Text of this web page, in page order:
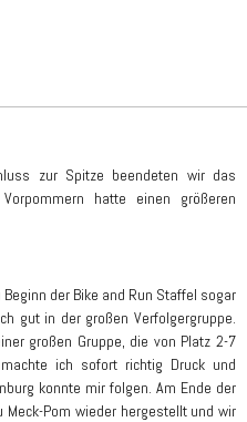
zur Spitze beendeten wir das
hatte einen größeren
der Bike and Run Staffel sogar
gut in der großen Verfolgergruppe.
großen Gruppe, die von Platz 2-7
ich sofort richtig Druck und
konnte mir folgen. Am Ende der
Meck-Pom wieder hergestellt und wir